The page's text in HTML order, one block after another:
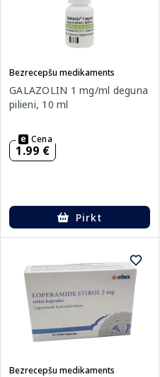
Bezrecepšu medikaments
GALAZOLIN 1 mg/ml deguna
pilieni, 10 ml
Cena
1.99 €
Pirkt
Bezrecepšu medikaments